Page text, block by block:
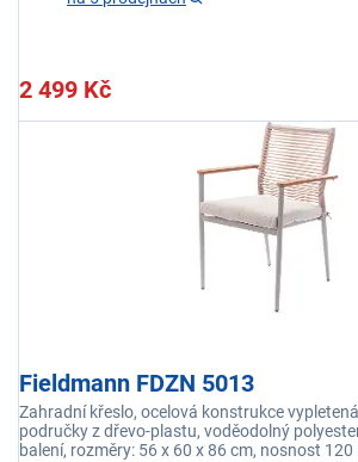
2 499 Kč
Fieldmann FDZN 5013
Zahradní křeslo, ocelová konstrukce
područky z dřevo-plastu, voděodolný
balení, rozměry: 56 x 60 x 86 cm, nosnost 120